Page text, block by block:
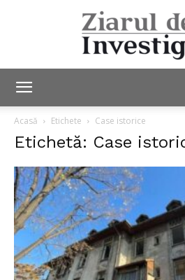
Acasă Etichete Case istorice
Etichetă: Case